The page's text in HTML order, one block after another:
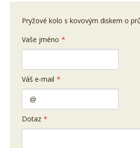
Pryžové kolo s kovovým diskem o
Vaše jméno *
Váš e-mail *
Dotaz *